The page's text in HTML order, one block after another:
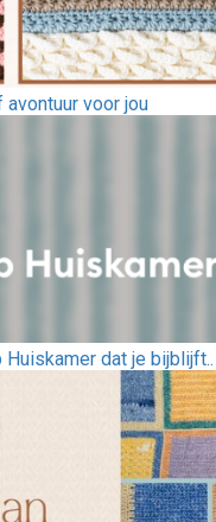
voor jou
dat je bijblijft..